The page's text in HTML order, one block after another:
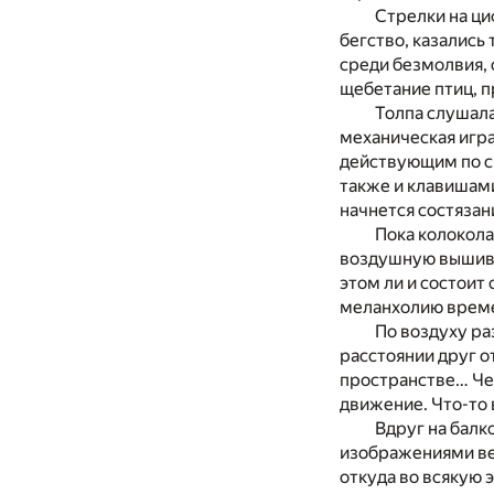
Стрелки на
бегство,
среди безмолвия,
щебетание птиц,
Толпа
механическая
действующим по
также и
начнется
Пока
воздушную
этом ли и состоит
меланхолию
По воздуху
расстоянии друг
пространстве…
движение. Что-то
Вдруг на
изображениями
откуда во всякую